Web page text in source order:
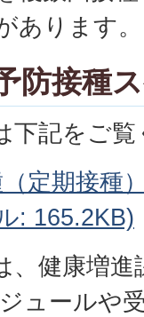
あります。
防接種
下記をご
定期接種
: 165.2KB)
、健康増
ュールや